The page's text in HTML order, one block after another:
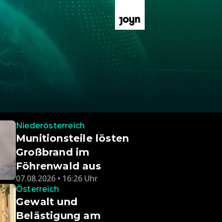
Niederösterreich
Munitionsteile lösten
Großbrand im
Föhrenwald aus
07.08.2026 • 16:26 Uhr
Österreich
Gewalt und
Belästigung am